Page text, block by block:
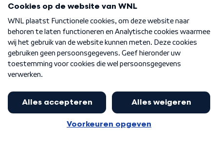
Nieuwsbrief
Word Lid